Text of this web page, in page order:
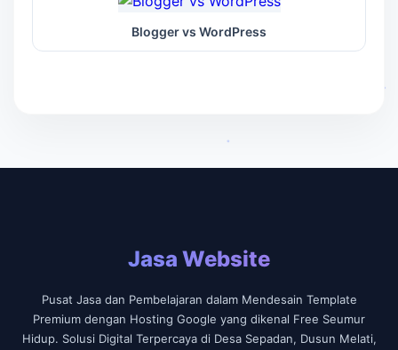
Blogger vs WordPress
Jasa Website
Pusat Jasa dan Pembelajaran dalam Mendesain Template
Premium dengan Hosting Google yang dikenal Free Seumur
Hidup. Solusi Digital Terpercaya di Desa Sepadan, Dusun Melati,